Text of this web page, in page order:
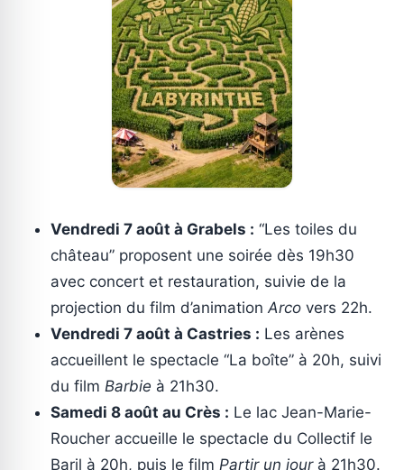
Vendredi 7 août à Grabels : “Les toiles du
château” proposent une soirée dès 19h30
avec concert et restauration, suivie de la
projection du film d’animationArco vers 22h.
Vendredi 7 août à Castries : Les arènes
accueillent le spectacle “La boîte” à 20h, suivi
du film Barbie à 21h30.
Samedi 8 août au Crès : Le lac Jean-Marie-
Roucher accueille le spectacle du Collectif le
Baril à 20h, puis le film Partir un jourà 21h30.